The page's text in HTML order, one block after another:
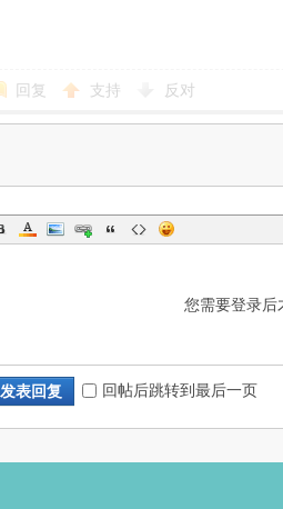
回复 支持 反对
您需要登录
发表回复 回帖后跳转到最后一页